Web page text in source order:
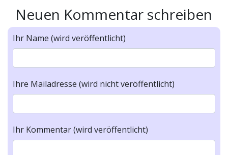
Neuen Kommentar schreiben
Ihr Name (wird veröffentlicht)
Ihre Mailadresse (wird nicht veröffentlicht)
Ihr Kommentar (wird veröffentlicht)